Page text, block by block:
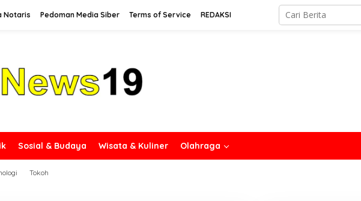
Notaris Pedoman Media Siber Terms of Service REDAKSI
Sosial & Budaya Wisata & Kuliner Olahraga
Tokoh